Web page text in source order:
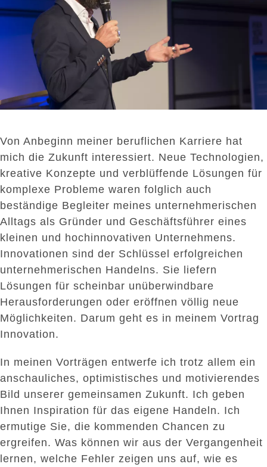
Von Anbeginn meiner beruflichen Karriere hat
mich die Zukunft interessiert. Neue Technologien,
kreative Konzepte und verblüffende Lösungen für
komplexe Probleme waren folglich auch
beständige Begleiter meines unternehmerischen
Alltags als Gründer und Geschäftsführer eines
kleinen und hochinnovativen Unternehmens.
Innovationen sind der Schlüssel erfolgreichen
unternehmerischen Handelns. Sie liefern
Lösungen für scheinbar unüberwindbare
Herausforderungen oder eröffnen völlig neue
Möglichkeiten. Darum geht es in meinem Vortrag
Innovation.
In meinen Vorträgen entwerfe ich trotz allem ein
anschauliches, optimistisches und motivierendes
Bild unserer gemeinsamen Zukunft. Ich geben
Ihnen Inspiration für das eigene Handeln. Ich
ermutige Sie, die kommenden Chancen zu
ergreifen. Was können wir aus der Vergangenheit
lernen, welche Fehler zeigen uns auf, wie es